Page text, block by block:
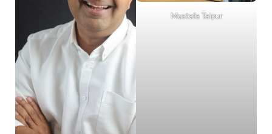
Mustafa Talpur